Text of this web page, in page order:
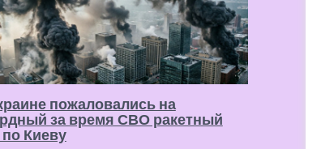
пожаловались на
за время СВО ракетный
Киеву